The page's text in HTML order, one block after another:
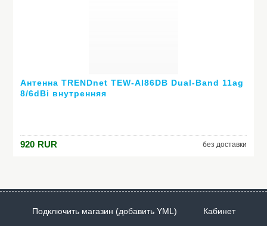
Антенна TRENDnet TEW-AI86DB Dual-Band 11ag
8/6dBi внутренняя
920 RUR без доставки
Подключить магазин (добавить YML) Кабинет